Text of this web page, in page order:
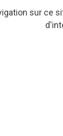
sur ce